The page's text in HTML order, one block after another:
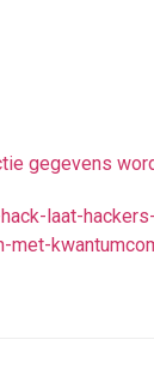
gegevens
laat-
met-